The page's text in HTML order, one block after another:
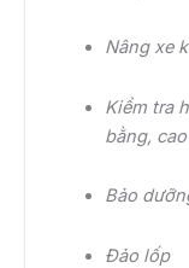
Nâng xe
Kiểm tra
bằng,
Bảo
Đảo lốp